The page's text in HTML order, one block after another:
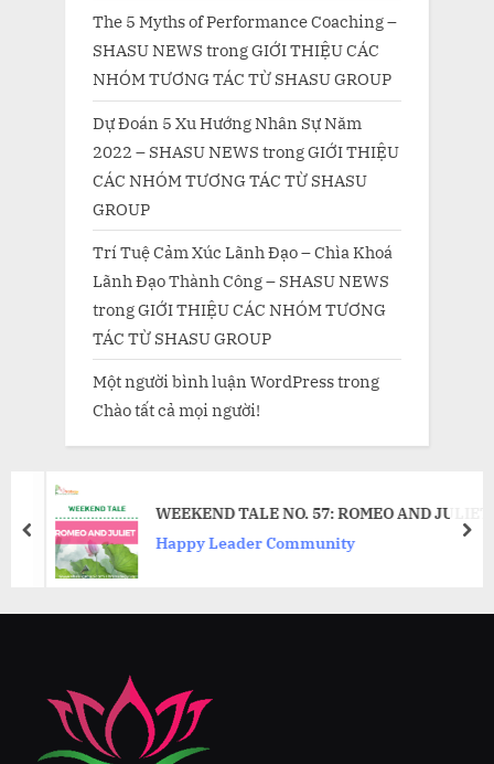
The 5 Myths of Performance Coaching –
SHASU NEWS trongGIỚI THIỆU CÁC
NHÓM TƯƠNG TÁC TỪ SHASU GROUP
Dự Đoán 5 Xu Hướng Nhân Sự Năm
2022 – SHASU NEWS trongGIỚI THIỆU
CÁC NHÓM TƯƠNG TÁC TỪ SHASU
GROUP
Trí Tuệ Cảm Xúc Lãnh Đạo – Chìa Khoá
Lãnh Đạo Thành Công – SHASU NEWS
trongGIỚI THIỆU CÁC NHÓM TƯƠNG
TÁC TỪ SHASU GROUP
Một người bình luận WordPresstrong
Chào tất cả mọi người!
WEEKEND TALE NO. 57: ROMEO AND JULIET
Happy Leader Community
prev